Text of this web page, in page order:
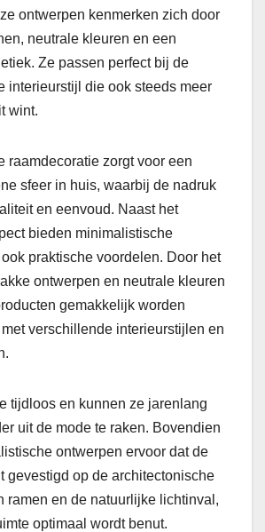
ontwerpen kenmerken zich door
neutrale kleuren en een
Ze passen perfect bij de
interieurstijl die ook steeds meer
wint.
raamdecoratie zorgt voor een
sfeer in huis, waarbij de nadruk
en eenvoud. Naast het
bieden minimalistische
praktische voordelen. Door het
ontwerpen en neutrale kleuren
gemakkelijk worden
verschillende interieurstijlen en
tijdloos en kunnen ze jarenlang
uit de mode te raken. Bovendien
ontwerpen ervoor dat de
gevestigd op de architectonische
ramen en de natuurlijke lichtinval,
optimaal wordt benut.